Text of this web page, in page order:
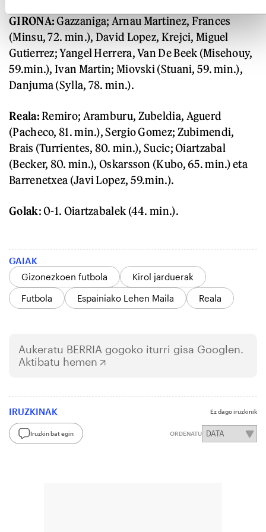
GIRONA:Gazzaniga; Arnau Martinez, Frances
(Minsu, 72. min.), David Lopez, Krejci, Miguel
Gutierrez; Yangel Herrera, Van De Beek (Misehouy,
59.min.), Ivan Martin; Miovski (Stuani, 59. min.),
Danjuma (Sylla, 78. min.).
Reala:Remiro; Aramburu, Zubeldia, Aguerd
(Pacheco, 81. min.), Sergio Gomez; Zubimendi,
Brais (Turrientes, 80. min.), Sucic; Oiartzabal
(Becker, 80. min.), Oskarsson (Kubo, 65. min.) eta
Barrenetxea (Javi Lopez, 59.min.).
Golak: 0-1. Oiartzabalek (44. min.).
GAIAK
Gizonezkoen futbola
Kirol jarduerak
Futbola
Espainiako Lehen Maila Reala
Aukeratu BERRIA gogoko iturri gisa Googlen.
Aktibatu hemen
IRUZKINAK Ez dago iruzkinik
Iruzkin bat egin ORDENATU